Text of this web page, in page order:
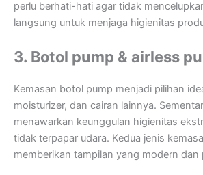
perlu berhati-hati agar tidak
langsung untuk menjaga higienitas
3. Botol pump & airless
Kemasan botol pump menjadi pilihan
moisturizer, dan cairan lainnya.
menawarkan keunggulan higienitas
tidak terpapar udara. Kedua jenis
memberikan tampilan yang modern dan